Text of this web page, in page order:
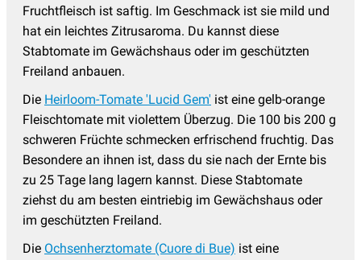
Fruchtfleisch ist saftig. Im Geschmack ist sie mild und
hat ein leichtes Zitrusaroma. Du kannst diese
Stabtomate im Gewächshaus oder im geschützten
Freiland anbauen.
Die Heirloom-Tomate 'Lucid Gem' ist eine gelb-orange
Fleischtomate mit violettem Überzug. Die 100 bis 200 g
schweren Früchte schmecken erfrischend fruchtig. Das
Besondere an ihnen ist, dass du sie nach der Ernte bis
zu 25 Tage lang lagern kannst. Diese Stabtomate
ziehst du am besten eintriebig im Gewächshaus oder
im geschützten Freiland.
Die Ochsenherztomate (Cuore di Bue) ist eine